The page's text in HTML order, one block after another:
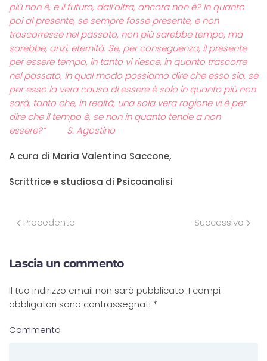
più non è, e il futuro, dall’altra, ancora non è? In quanto
poi al presente, se sempre fosse presente, e non
trascorresse nel passato, non più sarebbe tempo, ma
sarebbe, anzi, eternità. Se, per conseguenza, il presente
per essere tempo, in tanto vi riesce, in quanto trascorre
nel passato, in qual modo possiamo dire che esso sia, se
per esso la vera causa di essere è solo in quanto più non
sarà, tanto che, in realtà, una sola vera ragione vi è per
dire che il tempo è, se non in quanto tende a non
essere?” S. Agostino
A cura di Maria Valentina Saccone,
Scrittrice e studiosa di Psicoanalisi
Precedente Successivo
Lascia un commento
Il tuo indirizzo email non sarà pubblicato. I campi
obbligatori sono contrassegnati *
Commento